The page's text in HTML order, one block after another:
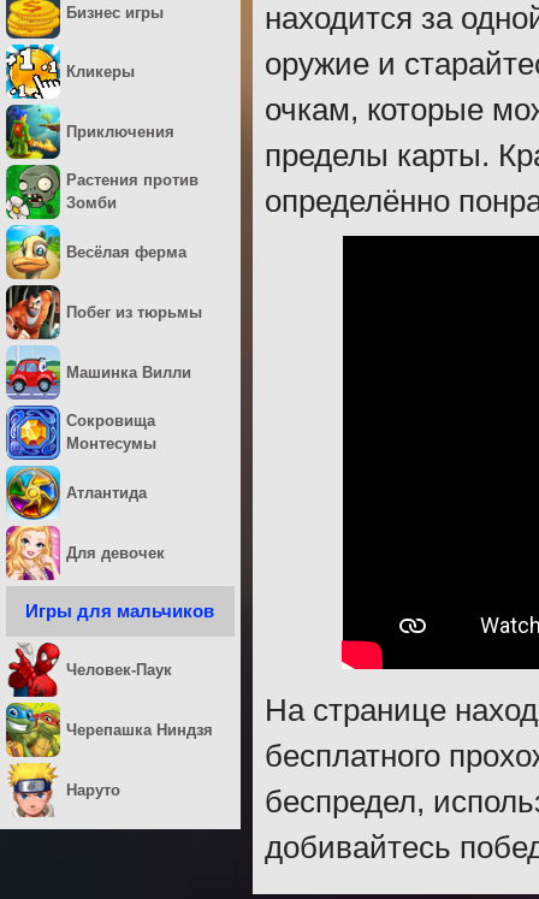
находится за
оружие и
очкам, которые
пределы карты.
определённо
На странице
бесплатного
беспредел,
добивайтесь
Бизнес игры
Кликеры
Приключения
Растения против
Зомби
Весёлая ферма
Побег из тюрьмы
Машинка Вилли
Сокровища
Монтесумы
Атлантида
Для девочек
Игры для мальчиков
Человек-Паук
Черепашка Ниндзя
Наруто